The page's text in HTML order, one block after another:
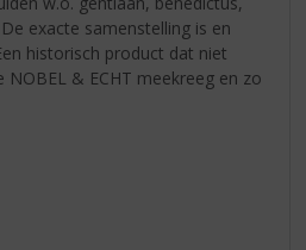
exacte samenstelling is en
historisch product dat niet
& ECHT meekreeg en zo